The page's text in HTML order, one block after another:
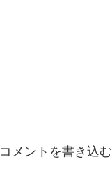
コメントを書き込む